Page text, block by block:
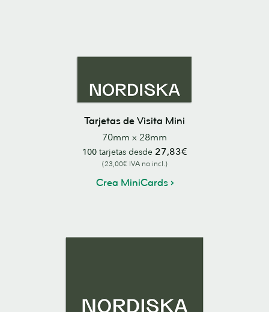
Tarjetas de Visita Mini
70mm x 28mm
100tarjetas desde 27,83€
(23,00€ IVA no incl.)
Crea MiniCards